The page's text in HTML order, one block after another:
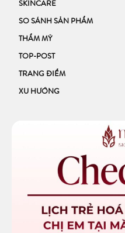
SKINCARE
SO SÁNH SẢN PHẨM
THẨM MỸ
TOP-POST
TRANG ĐIỂM
XU HƯỚNG